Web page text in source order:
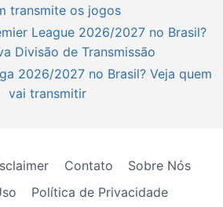
transmite os jogos
League 2026/2027 no Brasil?
Divisão de Transmissão
2026/2027 no Brasil? Veja quem
vai transmitir
Contato
Sobre Nós
Política de Privacidade